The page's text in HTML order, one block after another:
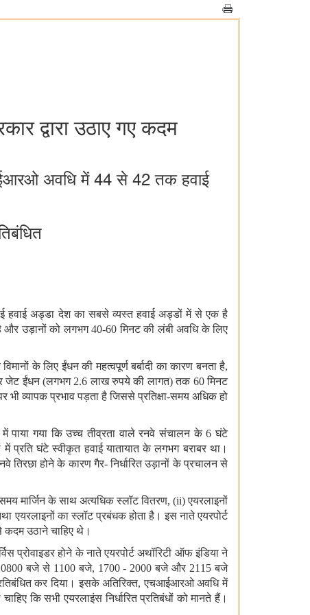
द्वारा उठाए गए कदम
अवधि में 44 से 42 तक हवाई
हवाई अड्डा देश का सबसे व्यस्त हवाई अड्डों में से एक है
और उड़ानों को लगभग 40-60 मिनट की लंबी अवधि के लिए
के लिए ईंधन की महत्वपूर्ण बर्बादी का कारण बनता है,
ईंधन (लगभग 2.6 लाख रुपये की लागत) तक 60 मिनट
व्यापक प्रभाव पड़ता है जिससे प्रतिक्षा-समय अधिक हो
में पाया गया कि उच्च तीव्रता वाले रनवे संचालन के 6 घंटे
घंटे स्वीकृत हवाई यातायात के लगभग बराबर था।
होने के कारण गैर- निर्धारित उड़ानों के प्रचालन से
मार्जिन के साथ अत्यधिक स्लॉट वितरण, (ii) एयरलाइनों
एयरलाइनों का स्लॉट प्रबंधक होता है। इस नाते एयरपोर्ट
उठाने चाहिए थे।
प्रोवाइडर होने के नाते एयरपोर्ट अथॉरिटी ऑफ इंडिया ने
0800 बजे से 1100 बजे, 1700 - 2000 बजे और 2115 बजे
कर दिया। इसके अतिरिक्त, एचआईआरओ अवधि में
कि सभी एयरलाइंस निर्धारित प्रतिबंधों को मानते हैं।